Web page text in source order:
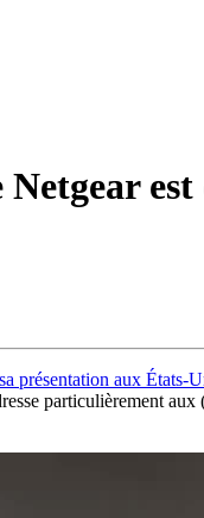
sa présentation aux États-
particulièrement